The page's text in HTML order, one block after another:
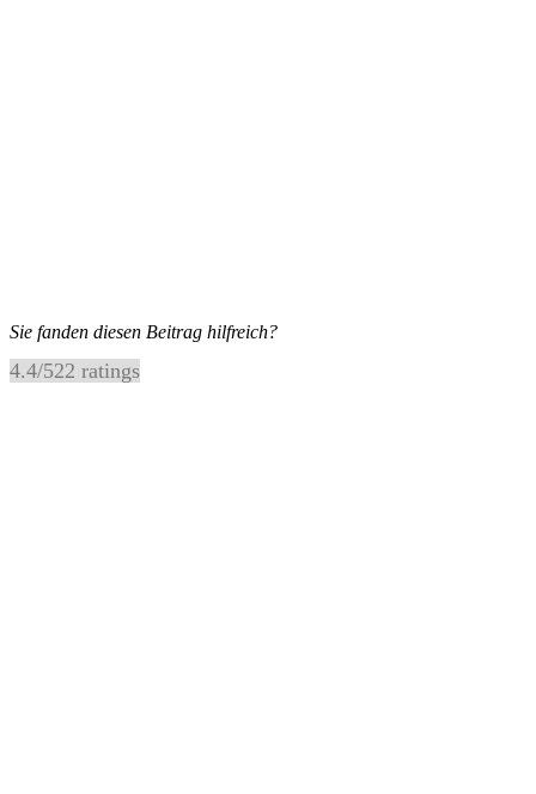
Sie fanden diesen Beitrag hilfreich?
4.4/522 ratings